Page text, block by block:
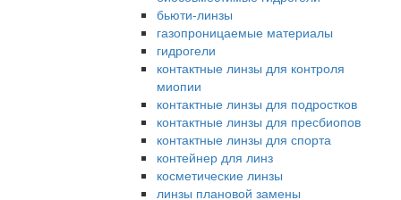
бьюти-линзы
газопроницаемые материалы
гидрогели
контактные линзы для контроля
миопии
контактные линзы для подростков
контактные линзы для пресбиопов
контактные линзы для спорта
контейнер для линз
косметические линзы
линзы плановой замены